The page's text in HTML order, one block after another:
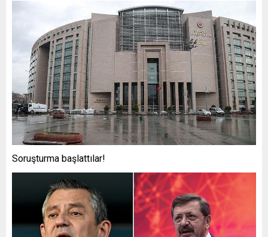
Soruşturma başlattılar!